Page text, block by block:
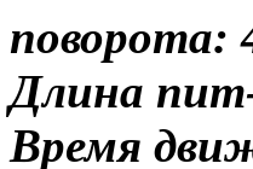
поворота:
Длина
Время